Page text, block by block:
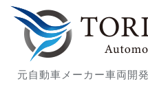
元自動車メーカー車両開